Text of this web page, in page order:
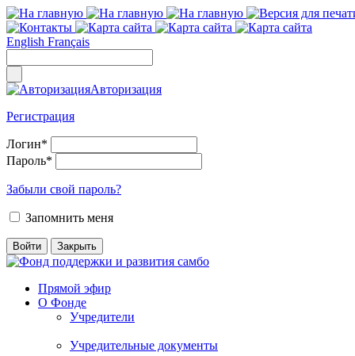
English Français
Авторизация
Регистрация
Логин*
Пароль*
Забыли свой пароль?
Запомнить меня
Прямой эфир
О Фонде
Учредители
Учредительные документы